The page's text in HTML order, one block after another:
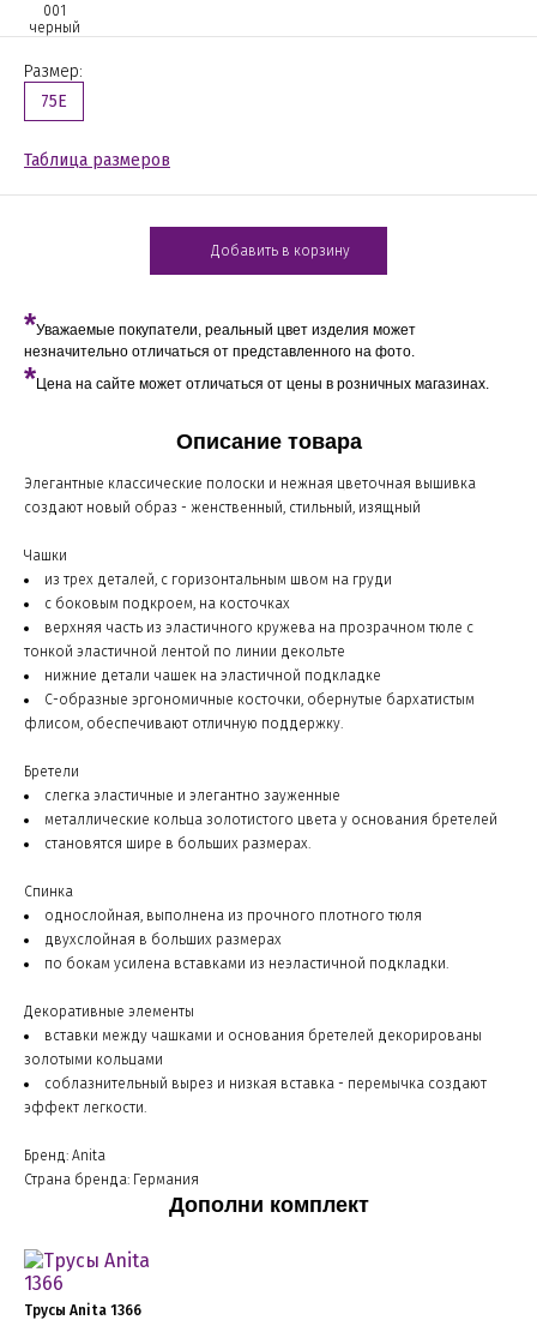
001
черный
Размер:
75E
Таблица размеров
Добавить в корзину
*Уважаемые покупатели, реальный цвет изделия может
незначительно отличаться от представленного на фото.
*Цена на сайте может отличаться от цены в розничных магазинах.
Описание товара
Элегантные классические полоски и нежная цветочная вышивка
создают новый образ - женственный, стильный, изящный
Чашки
из трех деталей, с горизонтальным швом на груди
с боковым подкроем, на косточках
верхняя часть из эластичного кружева на прозрачном тюле с
тонкой эластичной лентой по линии декольте
нижние детали чашек на эластичной подкладке
С-образные эргономичные косточки, обернутые бархатистым
флисом, обеспечивают отличную поддержку.
Бретели
слегка эластичные и элегантно зауженные
металлические кольца золотистого цвета у основания бретелей
становятся шире в больших размерах.
Спинка
однослойная, выполнена из прочного плотного тюля
двухслойная в больших размерах
по бокам усилена вставками из неэластичной подкладки.
Декоративные элементы
вставки между чашками и основания бретелей декорированы
золотыми кольцами
соблазнительный вырез и низкая вставка - перемычка создают
эффект легкости.
Бренд: Anita
Страна бренда: Германия
Дополни комплект
Трусы Anita 1366